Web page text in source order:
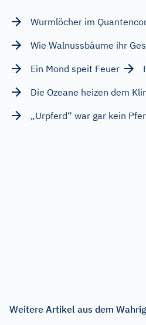
Wurmlöcher im
Wie Walnussbäume ihr
Ein Mond speit Feuer
Die Ozeane heizen dem
„Urpferd“ war gar kein
Weitere Artikel aus dem